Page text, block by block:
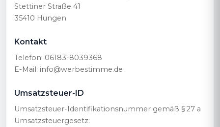
Stettiner Straße 41
35410 Hungen
Kontakt
Telefon: 06183-8039368
E-Mail: info@werbestimme.de
Umsatzsteuer-ID
Umsatzsteuer-Identifikationsnummer gemäß § 27 a
Umsatzsteuergesetz: